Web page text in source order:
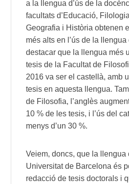
a la llengua d’ús de la
facultats d’Educació,
Geografia i Història obtenen
més alts en l’ús de la llengua
destacar que la llengua més
tesis de la Facultat de
2016 va ser el castellà, amb
tesis en aquesta llengua.
de Filosofia, l’anglès
10 % de les tesis, i l’ús del
menys d’un 30 %.
Veiem, doncs, que la llengua
Universitat de Barcelona és
redacció de tesis doctorals i